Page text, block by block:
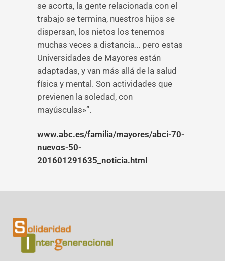
se acorta, la gente relacionada con el
trabajo se termina, nuestros hijos se
dispersan, los nietos los tenemos
muchas veces a distancia… pero estas
Universidades de Mayores están
adaptadas, y van más allá de la salud
física y mental. Son actividades que
previenen la soledad, con
mayúsculas»”.
www.abc.es/familia/mayores/abci-70-
nuevos-50-
201601291635_noticia.html